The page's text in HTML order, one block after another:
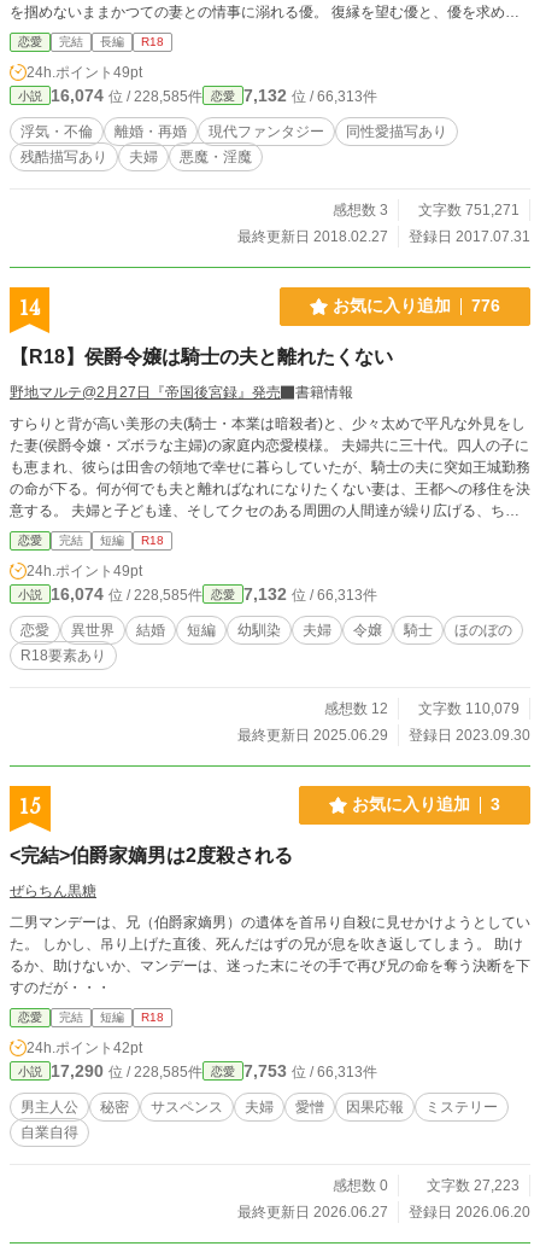
を掴めないままかつての妻との情事に溺れる優。 復縁を望む優と、優を求める
文香。 そして、文香と共に暮らしているらしい不健康な美少年「さくら」の正
体とは……？ ※軽いノリのファンタジーです。本当に軽いです。 地雷の多い
話なのでご注意ください。 ムーンライトノベルズでも掲載しています。 誤
字脱字がありましたらご報告お願いします！
恋愛 完結 長編 R18
24h.ポイント 49pt
小説 16,074 位 / 228,585件 恋愛 7,132 位 / 66,313件
浮気・不倫 離婚・再婚 現代ファンタジー
同性愛描写あり
残酷描写あり
夫婦 悪魔・淫魔
感想数 3
文字数 751,271
最終更新日 2018.02.27
登録日 2017.07.31
14 お気に入り追加 776
【R18】侯爵令嬢は騎士の夫と離れたくない
野地マルテ@2月27日『帝国後宮録』発売
書籍情報
すらりと背が高い美形の夫(騎士・本業は暗殺者)と、少々太めで平凡な外見をし
た妻(侯爵令嬢・ズボラな主婦)の家庭内恋愛模様。 夫婦共に三十代。四人の子に
も恵まれ、彼らは田舎の領地で幸せに暮らしていたが、騎士の夫に突如王城勤務
の命が下る。何が何でも夫と離ればなれになりたくない妻は、王都への移住を決
意する。 夫婦と子ども達、そしてクセのある周囲の人間達が繰り広げる、ちょ
っと生々しくて不合理で、でも愛は溢れている！？日々の物語。 ◆SS集です。
(1話完結のエピソードもあれば、複数話跨ぐこともあり。エピソードの終わりに
は＜完＞つきます) ◆R回には※あり。 ◆他サイトに掲載していたものを再編集
しました。
恋愛 完結 短編 R18
24h.ポイント 49pt
小説 16,074 位 / 228,585件 恋愛 7,132 位 / 66,313件
恋愛 異世界 結婚 短編 幼馴染 夫婦 令嬢 騎士
ほのぼの
R18要素あり
感想数 12
文字数 110,079
最終更新日 2025.06.29
登録日 2023.09.30
15 お気に入り追加 3
<完結>伯爵家嫡男は2度殺される
ぜらちん黒糖
二男マンデーは、兄（伯爵家嫡男）の遺体を首吊り自殺に見せかけようとしてい
た。 しかし、吊り上げた直後、死んだはずの兄が息を吹き返してしまう。 助け
るか、助けないか、マンデーは、迷った末にその手で再び兄の命を奪う決断を下
すのだが・・・
恋愛 完結 短編 R18
24h.ポイント 42pt
小説 17,290 位 / 228,585件 恋愛 7,753 位 / 66,313件
男主人公 秘密 サスペンス 夫婦 愛憎 因果応報
ミステリー
自業自得
感想数 0
文字数 27,223
最終更新日 2026.06.27
登録日 2026.06.20